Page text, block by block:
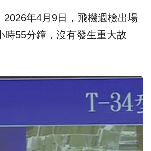
2026年4月9日，飛機週檢出場
時55分鐘，沒有發生重大故